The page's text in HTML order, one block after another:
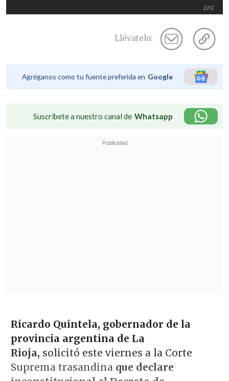
EFE
Llévatelo:
Agréganos como tu fuente preferida en Google
Suscríbete a nuestro canal de Whatsapp
Ricardo Quintela, gobernador de la
provincia argentina de La
Rioja, solicitó este viernes a la Corte
Suprema trasandina que declare